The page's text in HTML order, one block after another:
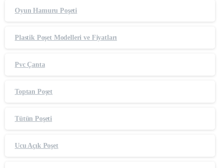
Oyun Hamuru Poşeti
Plastik Poşet Modelleri ve Fiyatları
Pvc Çanta
Toptan Poşet
Tütün Poşeti
Ucu Açık Poşet